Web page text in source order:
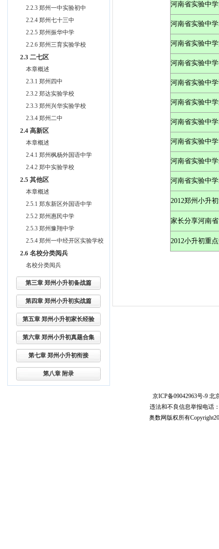
2.2.3 郑州一中实验初中
2.2.4 郑州七十三中
2.2.5 郑州振华中学
2.2.6 郑州三育实验学校
2.3 二七区
本章概述
2.3.1 郑州四中
2.3.2 郑达实验学校
2.3.3 郑州兴华实验学校
2.3.4 郑州二中
2.4 高新区
本章概述
2.4.1 郑州枫杨外国语中学
2.4.2 郑中实验学校
2.5 其他区
本章概述
2.5.1 郑东新区外国语中学
2.5.2 郑州惠民中学
2.5.3 郑州豫翔中学
2.5.4 郑州一中经开区实验学校
2.6 名校分类阅兵
名校分类阅兵
第三章 郑州小升初备战篇
第四章 郑州小升初实战篇
第五章 郑州小升初家长经验
第六章 郑州小升初真题合集
第七章 郑州小升初衔接
第八章 附录
河南省实验中
河南省实验中
河南省实验中
河南省实验中
河南省实验中
河南省实验中
河南省实验中
河南省实验中
河南省实验中
河南省实验中
2012郑州小升
家长分享河南
2012小升初重
京ICP备09042963号-9 北
违法和不良信息举报电话
奥数网版权所有